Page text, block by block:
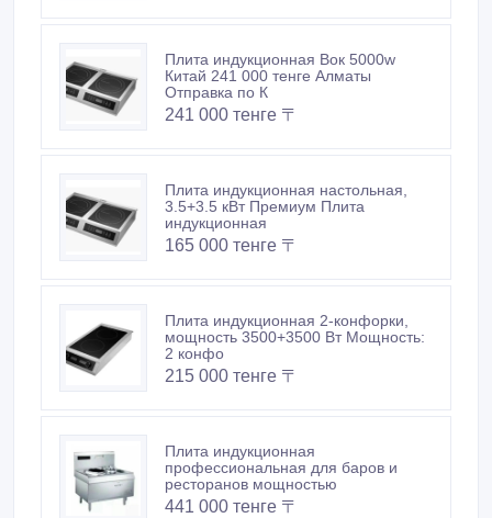
Плита индукционная Вок 5000w
Китай 241 000 тенге Алматы
Отправка по К
241 000 тенге 〒
Плита индукционная настольная,
3.5+3.5 кВт Премиум Плита
индукционная
165 000 тенге 〒
Плита индукционная 2-конфорки,
мощность 3500+3500 Вт Мощность:
2 конфо
215 000 тенге 〒
Плита индукционная
профессиональная для баров и
ресторанов мощностью
441 000 тенге 〒